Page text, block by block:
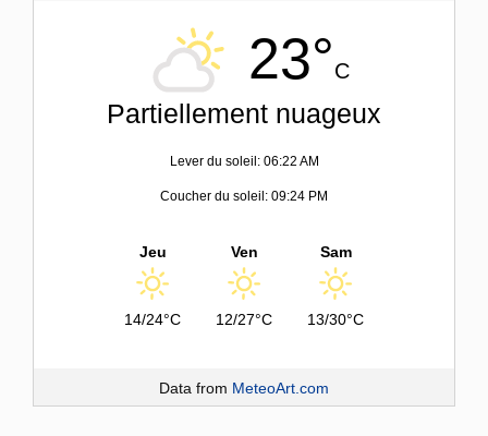
23°C
Partiellement nuageux
Lever du soleil: 06:22 AM
Coucher du soleil: 09:24 PM
Jeu
14/24°C
Ven
12/27°C
Sam
13/30°C
Data from MeteoArt.com